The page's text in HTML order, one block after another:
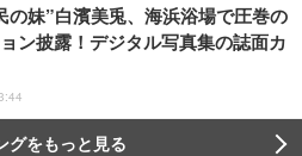
の妹”白濱美兎、海浜浴場で圧巻の
ン披露！デジタル写真集の誌面カ
グをもっと見る